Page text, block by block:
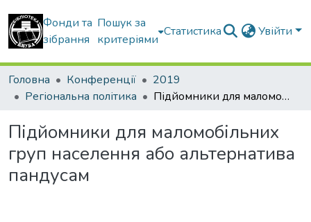
Фонди та
зібрання
Пошук за
критеріями
Статистика Увійти
Головна Конференції
2019
Регіональна політика
Підйомники для маломобільних груп населення або альтернатива пандусам
Підйомники для маломобільних
груп населення або альтернатива
пандусам